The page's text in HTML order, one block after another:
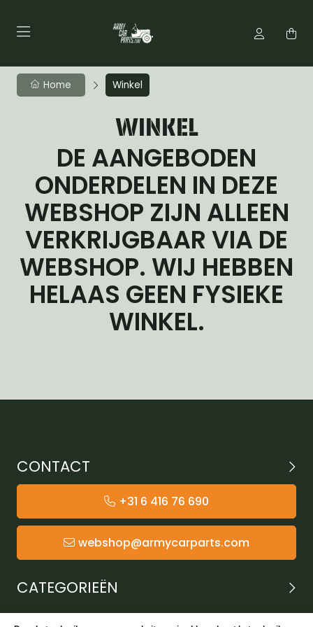
Home Winkel
WINKEL
DE AANGEBODEN
ONDERDELEN IN DEZE
WEBSHOP ZIJN ALLEEN
VERKRIJGBAAR VIA DE
WEBSHOP. WIJ HEBBEN
HELAAS GEEN FYSIEKE
WINKEL.
CONTACT
+31 6 416 76 690
webshop@armycarparts.com
CATEGORIEËN